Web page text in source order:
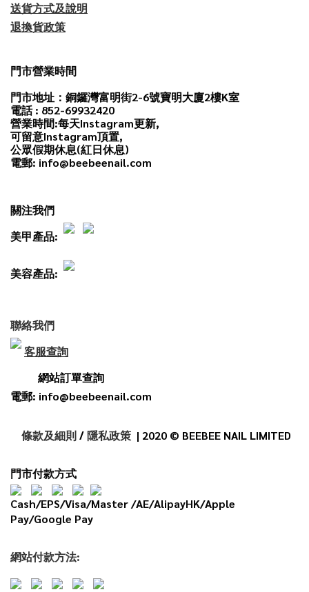
送貨方式及說明
退換貨政策
門市營業時間
門市地址：銅鑼灣富明街2-6號寶明大廈2樓K室
電話 : 852-69932420
營業時間:每天Instagram更新,
可留意Instagram頂置,
公眾假期休息(紅日休息)
電郵: info@beebeenail.com
關注我們
美甲產品:
美容產品:
聯絡我們
客服查詢
網站訂單查詢
電郵: info@beebeenail.com
條款及細則/隱私政策 | 2020 © BEEBEE NAIL LIMITED
門市付款方式
Cash/EPS/Visa/Master /AE/AlipayHK/Apple
Pay/Google Pay
網站付款方法: